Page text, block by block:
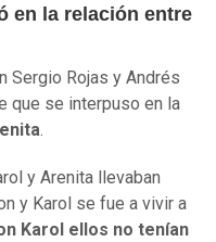
en la relación entre
Sergio Rojas y Andrés
que se interpuso en la
.
y Arenita llevaban
y Karol se fue a vivir a
Karol ellos no tenían